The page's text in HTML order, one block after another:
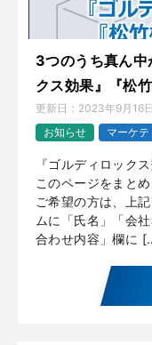
3つのうち真ん中
クス効果』『松
更新日： 2023年9月16日
お知らせ
マーケ
『ゴルディロック
このページをまと
ご希望の方は、上
ムに「氏名」「会
合わせ内容」欄に